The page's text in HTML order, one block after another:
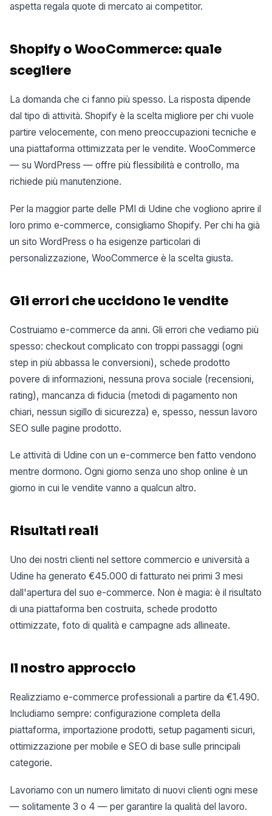
aspetta regala quote di mercato ai competitor.
Shopify o WooCommerce: quale
scegliere
La domanda che ci fanno più spesso. La risposta dipende
dal tipo di attività. Shopify è la scelta migliore per chi vuole
partire velocemente, con meno preoccupazioni tecniche e
una piattaforma ottimizzata per le vendite. WooCommerce
— su WordPress — offre più flessibilità e controllo, ma
richiede più manutenzione.
Per la maggior parte delle PMI di Udine che vogliono aprire il
loro primo e-commerce, consigliamo Shopify. Per chi ha già
un sito WordPress o ha esigenze particolari di
personalizzazione, WooCommerce è la scelta giusta.
Gli errori che uccidono le vendite
Costruiamo e-commerce da anni. Gli errori che vediamo più
spesso: checkout complicato con troppi passaggi (ogni
step in più abbassa le conversioni), schede prodotto
povere di informazioni, nessuna prova sociale (recensioni,
rating), mancanza di fiducia (metodi di pagamento non
chiari, nessun sigillo di sicurezza) e, spesso, nessun lavoro
SEO sulle pagine prodotto.
Le attività di Udine con un e-commerce ben fatto vendono
mentre dormono. Ogni giorno senza uno shop online è un
giorno in cui le vendite vanno a qualcun altro.
Risultati reali
Uno dei nostri clienti nel settore commercio e università a
Udine ha generato €45.000 di fatturato nei primi 3 mesi
dall'apertura del suo e-commerce. Non è magia: è il risultato
di una piattaforma ben costruita, schede prodotto
ottimizzate, foto di qualità e campagne ads allineate.
Il nostro approccio
Realizziamo e-commerce professionali a partire da €1.490.
Includiamo sempre: configurazione completa della
piattaforma, importazione prodotti, setup pagamenti sicuri,
ottimizzazione per mobile e SEO di base sulle principali
categorie.
Lavoriamo con un numero limitato di nuovi clienti ogni mese
— solitamente 3 o 4 — per garantire la qualità del lavoro.